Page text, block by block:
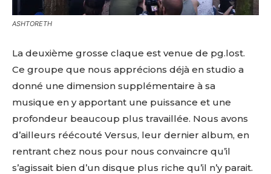
ASHTORETH
La deuxième grosse claque est venue de pg.lost.
Ce groupe que nous apprécions déjà en studio a
donné une dimension supplémentaire à sa
musique en y apportant une puissance et une
profondeur beaucoup plus travaillée. Nous avons
d’ailleurs réécouté Versus, leur dernier album, en
rentrant chez nous pour nous convaincre qu’il
s’agissait bien d’un disque plus riche qu’il n’y parait.